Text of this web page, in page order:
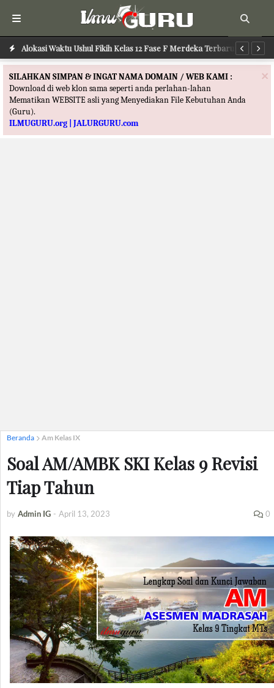
Alokasi Waktu Ushul Fikih Kelas 12 Fase F Merdeka Terbaru
Alokasi Waktu Ilmu Tafsir Kelas 12 Fase F Merdeka Terbaru
×
SILAHKAN SIMPAN & INGAT NAMA DOMAIN / WEB KAMI :
Download di web klon sama seperti anda perlahan-lahan
Mematikan WEBSITE asli yang Menyediakan File Kebutuhan Anda
(Guru).
ILMUGURU.org | JALURGURU.com
Beranda Am Kelas IX
Soal AM/AMBK SKI Kelas 9 Revisi
Tiap Tahun
by Admin IG - April 13, 2023 0